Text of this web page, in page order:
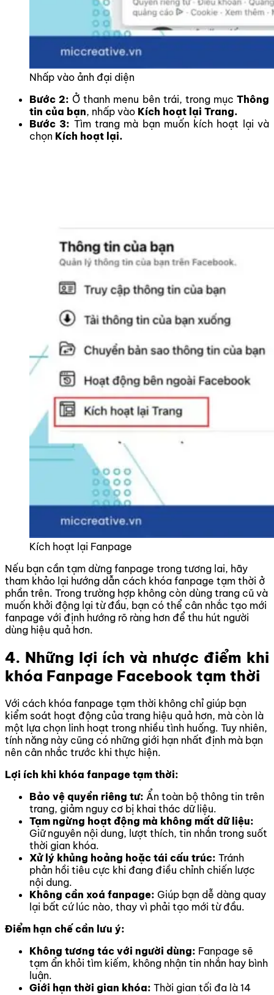
Nhấp vào ảnh đại diện
Bước 2:Ở thanh menu bên trái, trong mục Thông
tin của bạn, nhấp vào Kích hoạt lại Trang.
Bước 3: Tìm trang mà bạn muốn kích hoạt lại và
chọn Kích hoạt lại.
Kích hoạt lại Fanpage
Nếu bạn cần tạm dừng fanpage trong tương lai, hãy
tham khảo lại hướng dẫn cách khóa fanpage tạm thời ở
phần trên. Trong trường hợp không còn dùng trang cũ và
muốn khởi động lại từ đầu, bạn có thể cân nhắc tạo mới
fanpage với định hướng rõ ràng hơn để thu hút người
dùng hiệu quả hơn.
4. Những lợi ích và nhược điểm khi
khóa Fanpage Facebook tạm thời
Với cách khóa fanpage tạm thời không chỉ giúp bạn
kiểm soát hoạt động của trang hiệu quả hơn, mà còn là
một lựa chọn linh hoạt trong nhiều tình huống. Tuy nhiên,
tính năng này cũng có những giới hạn nhất định mà bạn
nên cân nhắc trước khi thực hiện.
Lợi ích khi khóa fanpage tạm thời:
Bảo vệ quyền riêng tư: Ẩn toàn bộ thông tin trên
trang, giảm nguy cơ bị khai thác dữ liệu.
Tạm ngừng hoạt động mà không mất dữ liệu:
Giữ nguyên nội dung, lượt thích, tin nhắn trong suốt
thời gian khóa.
Xử lý khủng hoảng hoặc tái cấu trúc: Tránh
phản hồi tiêu cực khi đang điều chỉnh chiến lược
nội dung.
Không cần xoá fanpage: Giúp bạn dễ dàng quay
lại bất cứ lúc nào, thay vì phải tạo mới từ đầu.
Điểm hạn chế cần lưu ý:
Không tương tác với người dùng: Fanpage sẽ
tạm ẩn khỏi tìm kiếm, không nhận tin nhắn hay bình
luận.
Giới hạn thời gian khóa: Thời gian tối đa là 14